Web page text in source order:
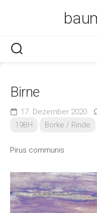
Birne
17. Dezember 2020
19BH
Borke / Rinde
Pirus communis